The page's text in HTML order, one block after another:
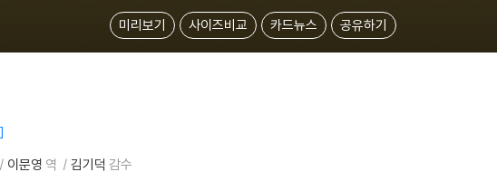
미리보기 사이즈비교 카드뉴스 공유하기
이문영 역 김기덕 감수